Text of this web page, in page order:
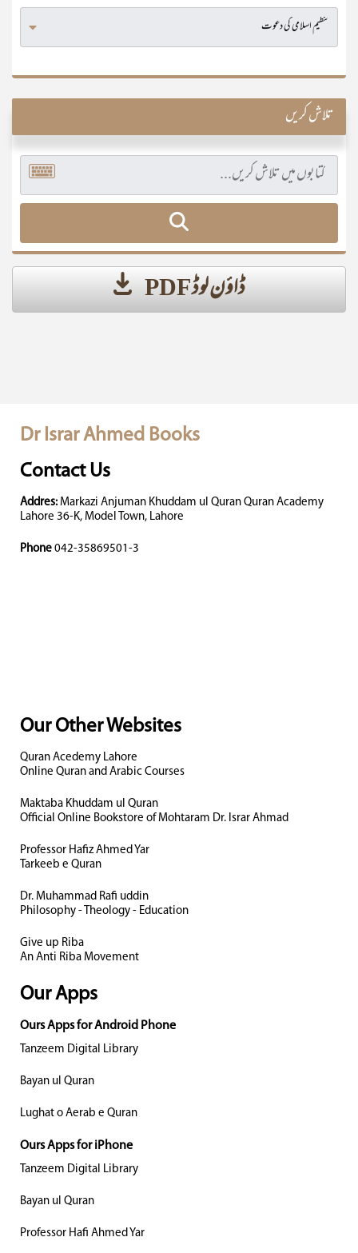
تلاش کریں
ڈاؤن لوڈ PDF
Dr Israr Ahmed Books
Contact Us
Addres: Markazi Anjuman Khuddam ul Quran Quran Academy
Lahore 36-K, Model Town, Lahore
Phone 042-35869501-3
Our Other Websites
Quran Acedemy Lahore
Online Quran and Arabic Courses
Maktaba Khuddam ul Quran
Official Online Bookstore of Mohtaram Dr. Israr Ahmad
Professor Hafiz Ahmed Yar
Tarkeeb e Quran
Dr. Muhammad Rafi uddin
Philosophy - Theology - Education
Give up Riba
An Anti Riba Movement
Our Apps
Ours Apps for Android Phone
Tanzeem Digital Library
Bayan ul Quran
Lughat o Aerab e Quran
Ours Apps for iPhone
Tanzeem Digital Library
Bayan ul Quran
Professor Hafi Ahmed Yar